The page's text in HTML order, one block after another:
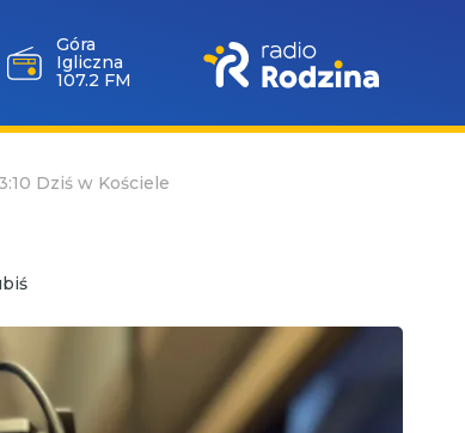
Góra
Igliczna
107.2 FM
Dziś w Kościele